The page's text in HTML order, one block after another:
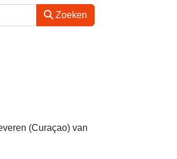
Zoeken
(Curaçao) van